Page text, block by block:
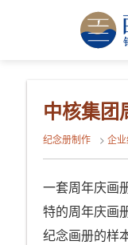
中核集团
纪念册制作 > 企
一套周年庆画
特的周年庆画
纪念画册的样